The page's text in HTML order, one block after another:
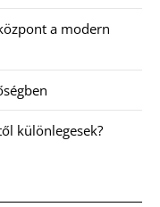
a modern
különlegesek?